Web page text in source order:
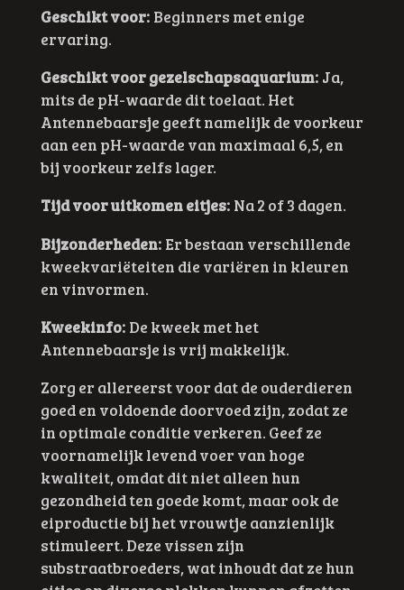
Geschikt voor:Beginners met enige
ervaring.
Geschikt voor gezelschapsaquarium:Ja,
mits de pH-waarde dit toelaat. Het
Antennebaarsje geeft namelijk de voorkeur
aan een pH-waarde van maximaal 6,5, en
bij voorkeur zelfs lager.
Tijd voor uitkomen eitjes:Na 2 of 3 dagen.
Bijzonderheden:Er bestaan verschillende
kweekvariëteiten die variëren in kleuren
en vinvormen.
Kweekinfo:De kweek met het
Antennebaarsje is vrij makkelijk.
Zorg er allereerst voor dat de ouderdieren
goed en voldoende doorvoed zijn, zodat ze
in optimale conditie verkeren. Geef ze
voornamelijk levend voer van hoge
kwaliteit, omdat dit niet alleen hun
gezondheid ten goede komt, maar ook de
eiproductie bij het vrouwtje aanzienlijk
stimuleert. Deze vissen zijn
substraatbroeders, wat inhoudt dat ze hun